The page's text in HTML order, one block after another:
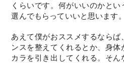
くらいです。何がいいのかと
選んでもらっていいと思います。
あえて僕がおススメするならば
ンスを整えてくれるとか、身
カラを引き出してくれる。そ